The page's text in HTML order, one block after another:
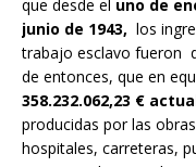
que desde el uno de
junio de 1943, los
trabajo esclavo fueron
de entonces, que en
358.232.062,23 €
producidas por las
hospitales, carreteras,